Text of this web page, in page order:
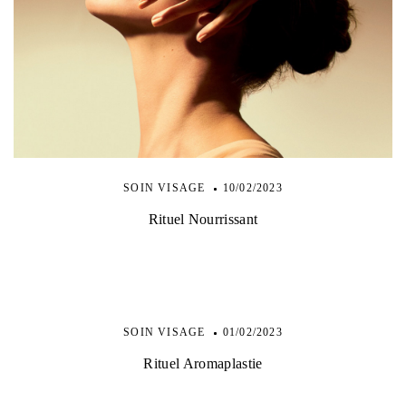
SOIN VISAGE 10/02/2023
Rituel Nourrissant
SOIN VISAGE 01/02/2023
Rituel Aromaplastie